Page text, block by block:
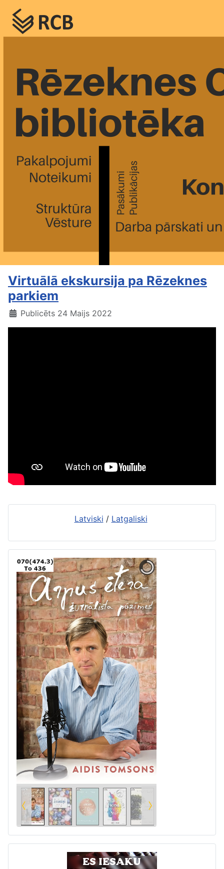
Virtuālā ekskursija pa Rēzeknes
parkiem
Publicēts 24 Maijs 2022
Latviski / Latgaliski